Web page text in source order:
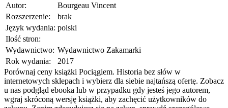
Autor:
Bourgeau Vincent
Rozszerzenie:
brak
Język wydania: polski
Ilość stron:
Wydawnictwo: Wydawnictwo Zakamarki
Rok wydania:
2017
Porównaj ceny książki Pociągiem. Historia bez słów w
internetowych sklepach i wybierz dla siebie najtańszą ofertę. Zobacz
u nas podgląd ebooka lub w przypadku gdy jesteś jego autorem,
wgraj skróconą wersję książki, aby zachęcić użytkowników do